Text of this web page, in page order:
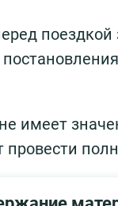
поездкой
имеет
провести